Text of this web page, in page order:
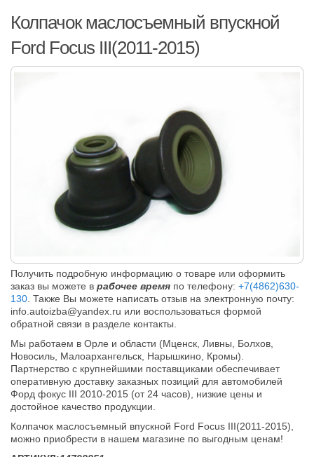
Колпачок маслосъемный впускной
Ford Focus III(2011-2015)
Получить подробную информацию о товаре или оформить
заказ вы можете в рабочее время по телефону: +7(4862)630-
130 . Также Вы можете написать отзыв на электронную почту:
info.autoizba@yandex.ru или воспользоваться формой
обратной связи в разделе контакты.
Мы работаем в Орле и области (Мценск, Ливны, Болхов,
Новосиль, Малоархангельск, Нарышкино, Кромы).
Партнерство с крупнейшими поставщиками обеспечивает
оперативную доставку заказных позиций для автомобилей
Форд фокус III 2010-2015 (от 24 часов), низкие цены и
достойное качество продукции.
Колпачок маслосъемный впускной Ford Focus III(2011-2015),
можно приобрести в нашем магазине по выгодным ценам!